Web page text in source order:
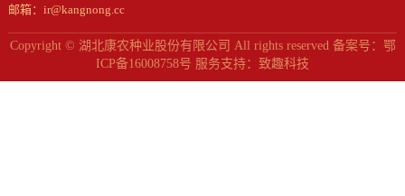
邮箱：ir@kangnong.cc
Copyright © 湖北康农种业股份有限公司 All rights reserved 备案号： 鄂
ICP备16008758号 服务支持： 致趣科技